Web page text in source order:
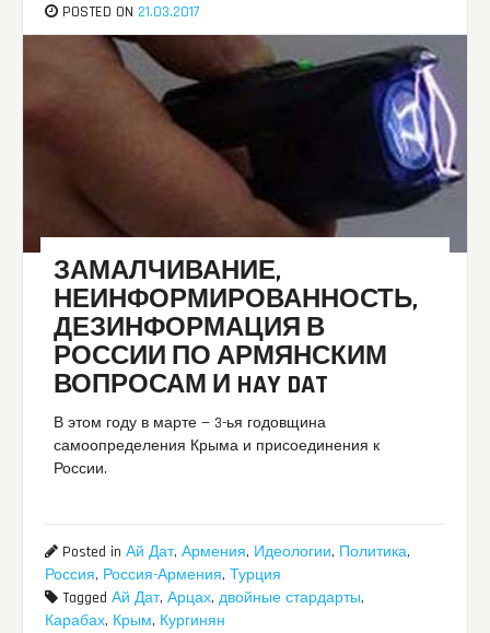
POSTED ON 21.03.2017
ЗАМАЛЧИВАНИЕ,
НЕИНФОРМИРОВАННОСТЬ,
ДЕЗИНФОРМАЦИЯ В
РОССИИ ПО АРМЯНСКИМ
ВОПРОСАМ И HAY DAT
В этом году в марте — 3-ья годовщина
самоопределения Крыма и присоединения к
России.
Posted inАй Дат,Армения, Идеологии, Политика,
Россия, Россия-Армения,Турция
TaggedАй Дат,Арцах,двойные стардарты,
Карабах, Крым, Кургинян